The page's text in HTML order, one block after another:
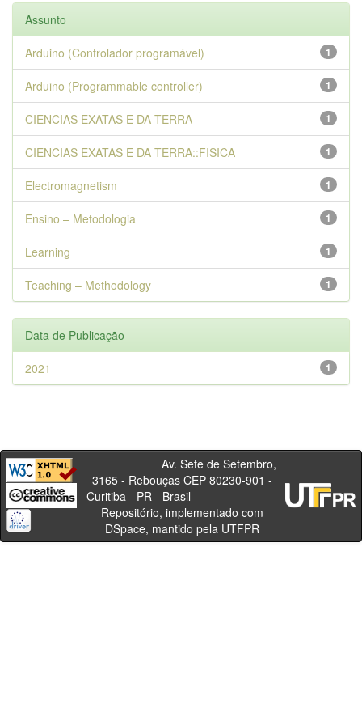
Assunto
1
Arduino (Controlador programável)
1
Arduino (Programmable controller)
1
CIENCIAS EXATAS E DA TERRA
1
CIENCIAS EXATAS E DA TERRA::FISICA
1
Electromagnetism
1
Ensino – Metodologia
1
Learning
1
Teaching – Methodology
Data de Publicação
1
2021
Av. Sete de Setembro,
3165 - Rebouças CEP 80230-901 -
Curitiba - PR - Brasil
Repositório, implementado com
DSpace, mantido pela UTFPR